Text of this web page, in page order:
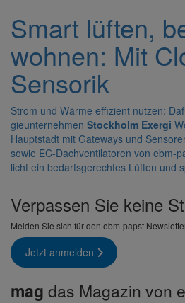
Smart lüften,
wohnen: Mit
Sensorik
Strom und Wärme effi­zient nutzen:
gie­un­ter­nehmen Stock­holm Exergi
Haupt­stadt mit Gate­ways und
sowie EC-Dach­ven­ti­la­toren von ebm-
licht ein bedarfs­ge­rechtes Lüften und
Verpassen Sie keine
Melden Sie sich für den ebm-papst
Jetzt anmelden
mag das Magazin von